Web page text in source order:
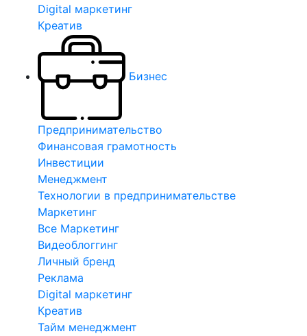
Digital маркетинг
Креатив
Бизнес
Предпринимательство
Финансовая грамотность
Инвестиции
Менеджмент
Технологии в предпринимательстве
Маркетинг
Все Маркетинг
Видеоблоггинг
Личный бренд
Реклама
Digital маркетинг
Креатив
Тайм менеджмент